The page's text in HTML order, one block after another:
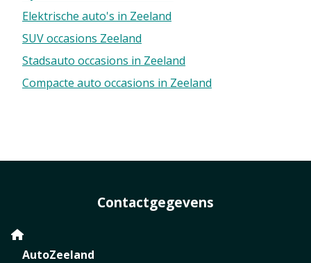
Elektrische auto's in Zeeland
SUV occasions Zeeland
Stadsauto occasions in Zeeland
Compacte auto occasions in Zeeland
Contactgegevens
AutoZeeland